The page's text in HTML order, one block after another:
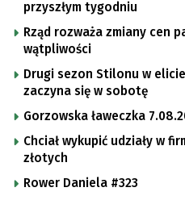
przyszłym tygodniu
Rząd rozważa zmiany cen
wątpliwości
Drugi sezon Stilonu w
zaczyna się w sobotę
Gorzowska ławeczka
Chciał wykupić udziały w
złotych
Rower Daniela #323